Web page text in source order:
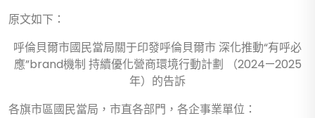
原文如下：
呼倫貝爾市國民當局關于印發呼倫貝爾市 深化推動“有呼必
應”brand機制 持續優化營商環境行動計劃 （2024—2025
年）的告訴
各旗市區國民當局，市直各部門，各企事業單位：